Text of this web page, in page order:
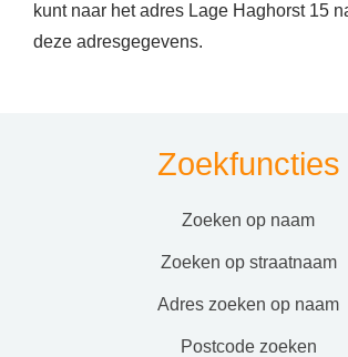
kunt naar het adres Lage Haghorst 15
deze adresgegevens.
Zoekfuncties
zoeken op naam
zoeken op straatnaam
adres zoeken op naam
postcode zoeken